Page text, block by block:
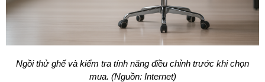
Ngồi thử ghế và kiểm tra tính năng điều chỉnh trước khi chọn
mua. (Nguồn: Internet)